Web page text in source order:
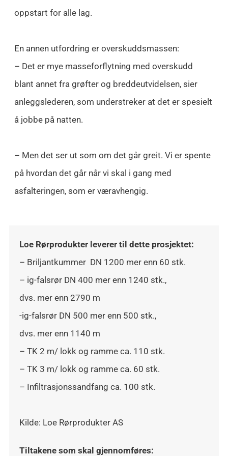
oppstart for alle lag.
En annen utfordring er overskuddsmassen:
– Det er mye masseforflytning med overskudd
blant annet fra grøfter og breddeutvidelsen, sier
anleggslederen, som understreker at det er spesielt
å jobbe på natten.
– Men det ser ut som om det går greit. Vi er spente
på hvordan det går når vi skal i gang med
asfalteringen, som er væravhengig.
Loe Rørprodukter leverer til dette prosjektet:
– Briljantkummer DN 1200 mer enn 60 stk.
– ig-falsrør DN 400 mer enn 1240 stk.,
dvs. mer enn 2790 m
-ig-falsrør DN 500 mer enn 500 stk.,
dvs. mer enn 1140 m
– TK 2 m/ lokk og ramme ca. 110 stk.
– TK 3 m/ lokk og ramme ca. 60 stk.
– Infiltrasjonssandfang ca. 100 stk.
Kilde: Loe Rørprodukter AS
Tiltakene som skal gjennomføres: